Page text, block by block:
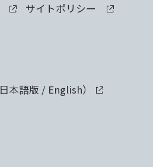
サイトポリシー
日本語版 / English）